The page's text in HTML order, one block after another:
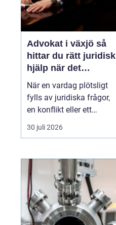
Advokat i växjö så
hittar du rätt juridisk
hjälp när det
verkligen gäller
När en vardag plötsligt
fylls av juridiska frågor,
en konflikt eller ett
myndighetsbeslut som
känns övermäktigt,
som både kan lagen och
förstår människan
bakom problemet. Att
anlita
en advokat ...
30 juli 2026